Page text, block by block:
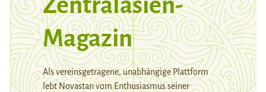
Zentralasien-
Magazin
Als vereinsgetragene, unabhängige Plattform
lebt Novastan vom Enthusiasmus seiner